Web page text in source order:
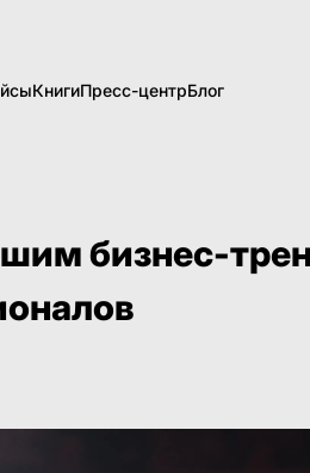
КнигиПресс-центрБлог
бизнес-